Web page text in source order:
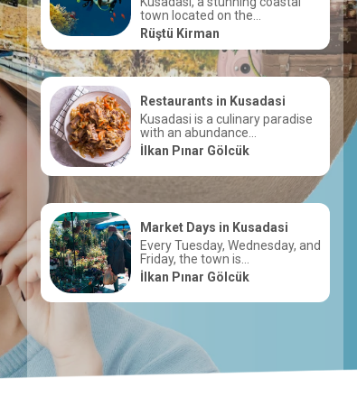
town located on the...
Rüştü Kirman
Restaurants in Kusadasi
Kusadasi is a culinary paradise
with an abundance...
İlkan Pınar Gölcük
Market Days in Kusadasi
Every Tuesday, Wednesday, and
Friday, the town is...
İlkan Pınar Gölcük